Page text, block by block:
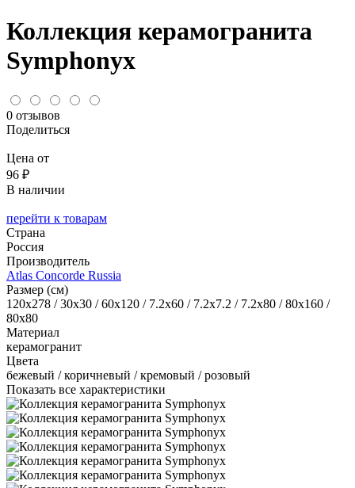
Коллекция керамогранита
Symphonyx
0 отзывов
Поделиться
Цена от
96 ₽
В наличии
перейти к товарам
Страна
Россия
Производитель
Atlas Concorde Russia
Размер (см)
120x278 / 30x30 / 60x120 / 7.2x60 / 7.2x7.2 / 7.2x80 / 80x160 /
80x80
Материал
керамогранит
Цвета
бежевый / коричневый / кремовый / розовый
Показать все характеристики